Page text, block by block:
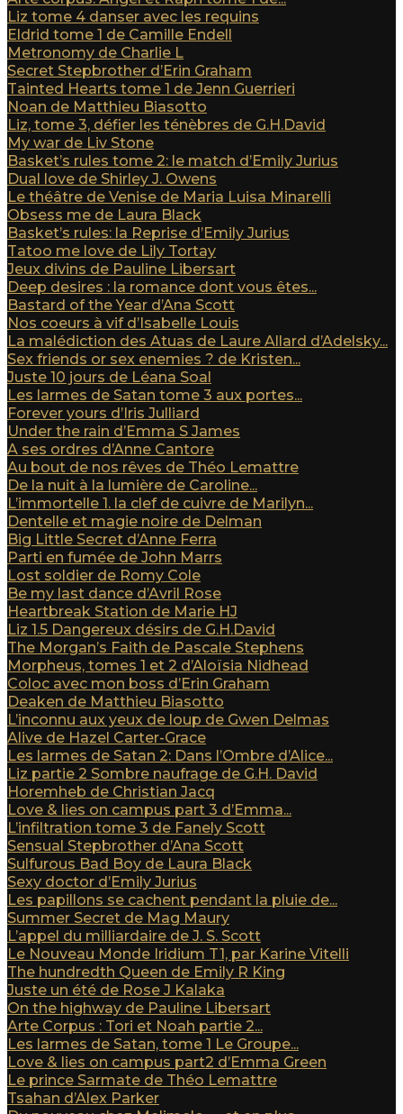
Liz tome 4 danser avec les requins
Eldrid tome 1 de Camille Endell
Metronomy de Charlie L
Secret Stepbrother d’Erin Graham
Tainted Hearts tome 1 de Jenn Guerrieri
Noan de Matthieu Biasotto
Liz, tome 3, défier les ténèbres de G.H.David
My war de Liv Stone
Basket’s rules tome 2: le match d’Emily Jurius
Dual love de Shirley J. Owens
Le théâtre de Venise de Maria Luisa Minarelli
Obsess me de Laura Black
Basket’s rules: la Reprise d’Emily Jurius
Tatoo me love de Lily Tortay
Jeux divins de Pauline Libersart
Deep desires : la romance dont vous êtes...
Bastard of the Year d’Ana Scott
Nos coeurs à vif d’Isabelle Louis
La malédiction des Atuas de Laure Allard d’Adelsky...
Sex friends or sex enemies ? de Kristen...
Juste 10 jours de Léana Soal
Les larmes de Satan tome 3 aux portes...
Forever yours d’Iris Julliard
Under the rain d’Emma S James
A ses ordres d’Anne Cantore
Au bout de nos rêves de Théo Lemattre
De la nuit à la lumière de Caroline...
L’immortelle 1. la clef de cuivre de Marilyn...
Dentelle et magie noire de Delman
Big Little Secret d’Anne Ferra
Parti en fumée de John Marrs
Lost soldier de Romy Cole
Be my last dance d’Avril Rose
Heartbreak Station de Marie HJ
Liz 1.5 Dangereux désirs de G.H.David
The Morgan’s Faith de Pascale Stephens
Morpheus, tomes 1 et 2 d’Aloïsia Nidhead
Coloc avec mon boss d’Erin Graham
Deaken de Matthieu Biasotto
L’inconnu aux yeux de loup de Gwen Delmas
Alive de Hazel Carter-Grace
Les larmes de Satan 2: Dans l’Ombre d’Alice...
Liz partie 2 Sombre naufrage de G.H. David
Horemheb de Christian Jacq
Love & lies on campus part 3 d’Emma...
L’infiltration tome 3 de Fanely Scott
Sensual Stepbrother d’Ana Scott
Sulfurous Bad Boy de Laura Black
Sexy doctor d’Emily Jurius
Les papillons se cachent pendant la pluie de...
Summer Secret de Mag Maury
L’appel du milliardaire de J. S. Scott
Le Nouveau Monde Iridium T1, par Karine Vitelli
The hundredth Queen de Emily R King
Juste un été de Rose J Kalaka
On the highway de Pauline Libersart
Arte Corpus : Tori et Noah partie 2...
Les larmes de Satan, tome 1 Le Groupe...
Love & lies on campus part2 d’Emma Green
Le prince Sarmate de Théo Lemattre
Tsahan d’Alex Parker